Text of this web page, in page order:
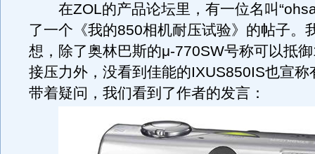
在ZOL的产品论坛里，有一位名叫
了一个《我的850相机耐压试验》的帖子。
想，除了奥林巴斯的μ-770SW号称可以抵
接压力外，没看到佳能的IXUS850IS也宣称
带着疑问，我们看到了作者的发言：